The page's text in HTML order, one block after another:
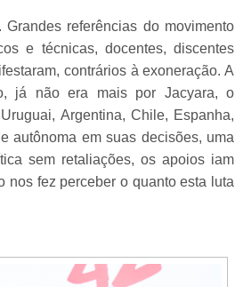
referências do movimento
e técnicas, docentes, discentes
contrários à exoneração. A
já não era mais por Jacyara, o
Argentina, Chile, Espanha,
autônoma em suas decisões, uma
sem retaliações, os apoios iam
nos fez perceber o quanto esta luta